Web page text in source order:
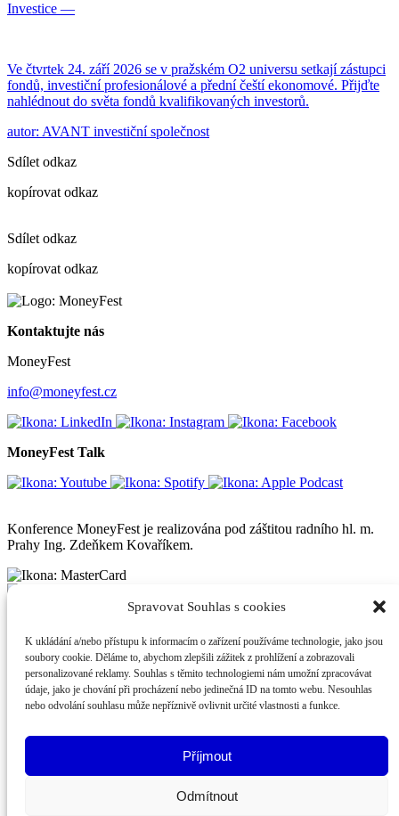
Spravovat Souhlas s cookies
K ukládání a/nebo přístupu k informacím o zařízení používáme technologie, jako jsou
soubory cookie. Děláme to, abychom zlepšili zážitek z prohlížení a zobrazovali
personalizované reklamy. Souhlas s těmito technologiemi nám umožní zpracovávat
údaje, jako je chování při procházení nebo jedinečná ID na tomto webu. Nesouhlas
nebo odvolání souhlasu může nepříznivě ovlivnit určité vlastnosti a funkce.
Příjmout
Odmítnout
Investice —
Ve čtvrtek 24. září 2026 se v pražském O2 universu setkají zástupci
fondů, investiční profesionálové a přední čeští ekonomové. Přijďte
nahlédnout do světa fondů kvalifikovaných investorů.
autor: AVANT investiční společnost
Sdílet odkaz
kopírovat odkaz
Sdílet odkaz
kopírovat odkaz
Kontaktujte nás
MoneyFest
info@moneyfest.cz
MoneyFest Talk
Konference MoneyFest je realizována pod záštitou radního hl. m.
Prahy Ing. Zdeňkem Kovaříkem.
Odebírejte náš newsletter
Mějte přehled co je u nás nového.
osobních údajů